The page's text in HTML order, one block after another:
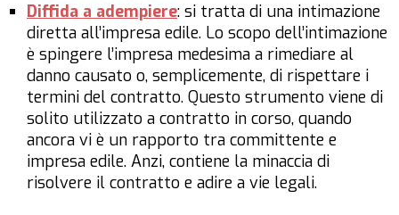
Diffida a adempiere: si tratta di una intimazione
diretta all’impresa edile. Lo scopo dell’intimazione
è spingere l’impresa medesima a rimediare al
danno causato o, semplicemente, di rispettare i
termini del contratto. Questo strumento viene di
solito utilizzato a contratto in corso, quando
ancora vi è un rapporto tra committente e
impresa edile. Anzi, contiene la minaccia di
risolvere il contratto e adire a vie legali.